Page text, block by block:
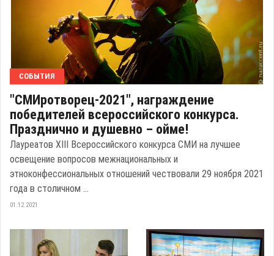
СОБЫТИЯ
"СМИротворец-2021", награждение
победителей всероссийского конкурса.
Празднично и душевно – ойме!
Лауреатов ХIII Всероссийского конкурса СМИ на лучшее
освещение вопросов межнациональных и
этноконфессиональных отношений чествовали 29 ноября 2021
года в столичном ...
01.12.2021